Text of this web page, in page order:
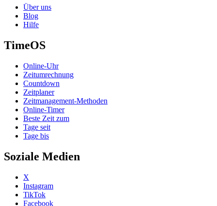
Über uns
Blog
Hilfe
TimeOS
Online-Uhr
Zeitumrechnung
Countdown
Zeitplaner
Zeitmanagement-Methoden
Online-Timer
Beste Zeit zum
Tage seit
Tage bis
Soziale Medien
X
Instagram
TikTok
Facebook